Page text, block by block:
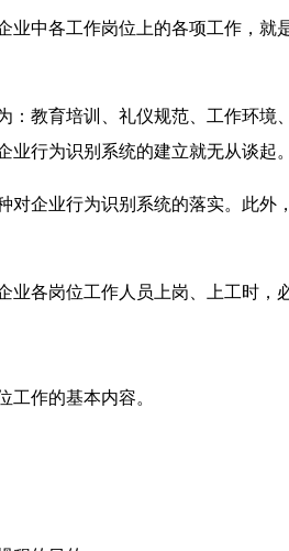
业中各工作岗位上的各项工作，
：教育培训、礼仪规范、工作环
行为识别系统的建立就无从谈起。
对企业行为识别系统的落实。此
各岗位工作人员上岗、上工时，
工作的基本内容。